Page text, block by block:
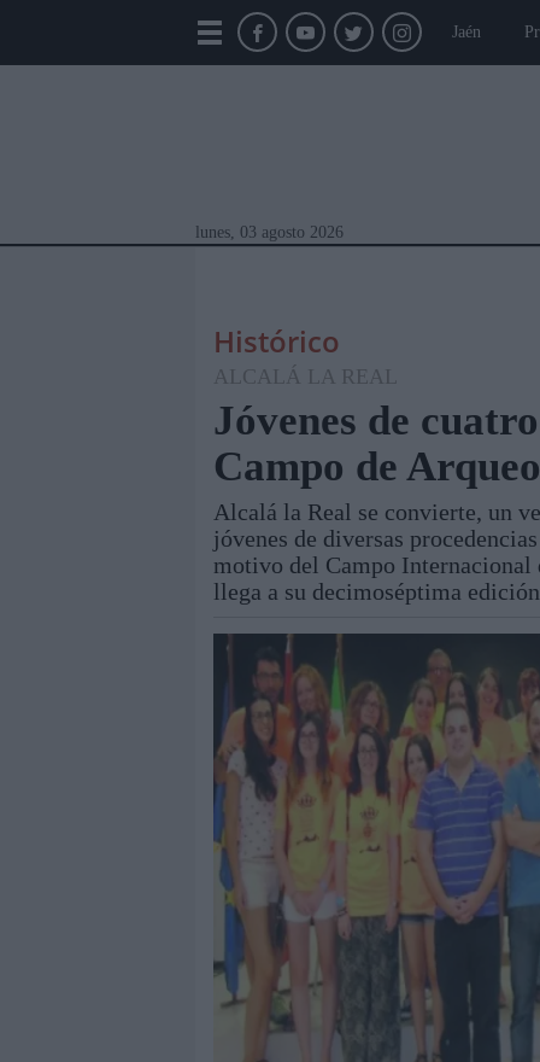
Jaén
lunes, 03 agosto 2026
Módulos Portada Jaén Provincia Linares
Histórico
ALCALÁ LA REAL
Jóvenes de
Campo de
Alcalá la Real se convierte, un
jóvenes de diversas
motivo del Campo Internacional
llega a su decimoséptima